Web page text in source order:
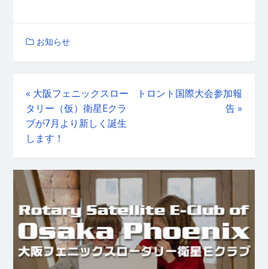
お知らせ
« 大阪フェニックスロー
タリー（仮）衛星Eクラ
ブが7月より新しく誕生
します！
トロント国際大会参加報
告 »